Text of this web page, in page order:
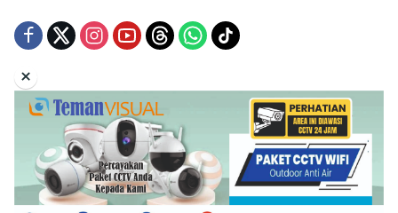
Tentang Kami Redaksi
Indeks Berita
Disclaimer
Pedoman Media Siber
Kebijakan & Privasi
Copyright © 2026 Teman Curhat Production. All Right
Reserved
×